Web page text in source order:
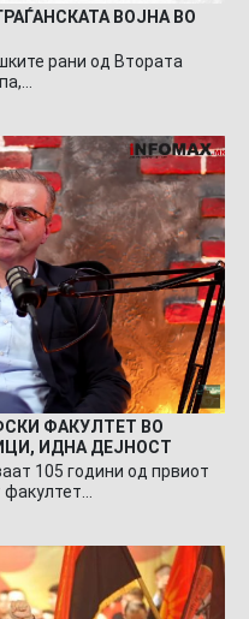
ВОЈНА ВО
рани од Втората
ФАКУЛТЕТ ВО
ИДНА ДЕЈНОСТ
105 години од првиот